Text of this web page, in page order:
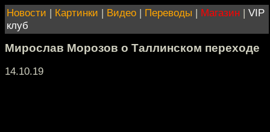
Новости | Картинки | Видео | Переводы | Магазин | VIP
клуб
Мирослав Морозов о Таллинском переходе
14.10.19